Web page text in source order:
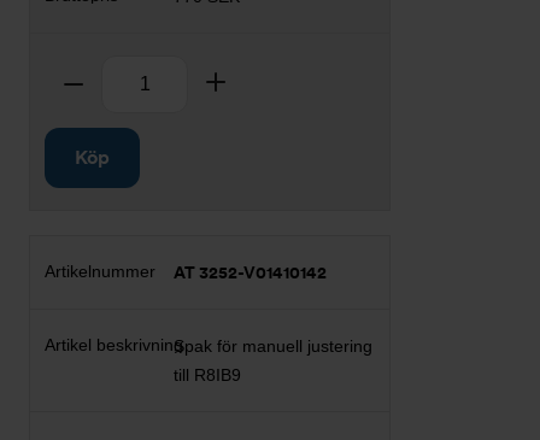
Ta bort
Köp
AT 3252-V01410142
Spak för manuell justering
till R8IB9